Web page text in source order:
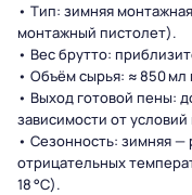
• Тип: зимняя
монтажный пистолет).
• Вес брутто:
• Объём сырья: ≈ 850 мл
• Выход готовой пены:
зависимости от
• Сезонность: зимняя —
отрицательных
18 °C).